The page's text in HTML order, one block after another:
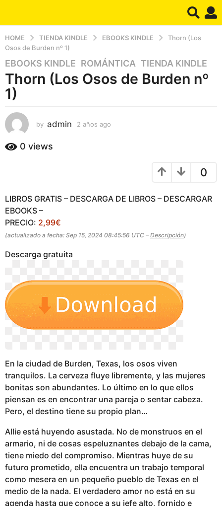
HOME TIENDA KINDLE EBOOKS KINDLE
Thorn (Los
Osos de Burden nº 1)
2
a
ñ
o
a
g
o
o
s
a
EBOOKS KINDLE ,ROMÁNTICA ,TIENDA KINDLE
Thorn (Los Osos de Burden nº
1)
by admin 2 años ago
0 views
0
LIBROS GRATIS – DESCARGA DE LIBROS – DESCARGAR
EBOOKS –
PRECIO: 2,99€
(actualizado a fecha: Sep 15, 2024 08:45:56 UTC – Descripción)
Descarga gratuita
En la ciudad de Burden, Texas, los osos viven
tranquilos. La cerveza fluye libremente, y las mujeres
bonitas son abundantes. Lo último en lo que ellos
piensan es en encontrar una pareja o sentar cabeza.
Pero, el destino tiene su propio plan…
Allie está huyendo asustada. No de monstruos en el
armario, ni de cosas espeluznantes debajo de la cama,
tiene miedo del compromiso. Mientras huye de su
futuro prometido, ella encuentra un trabajo temporal
como mesera en un pequeño pueblo de Texas en el
medio de la nada. El verdadero amor no está en su
agenda hasta que conoce a su jefe alto, fornido e